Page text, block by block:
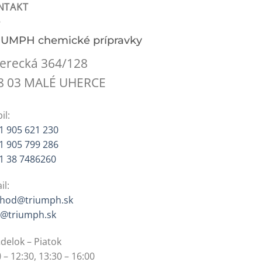
chemické prípravky
364/128
03 MALÉ UHERCE
905 621 230
905 799 286
38 7486260
– Piatok
– 12:30, 13:30 – 16:00